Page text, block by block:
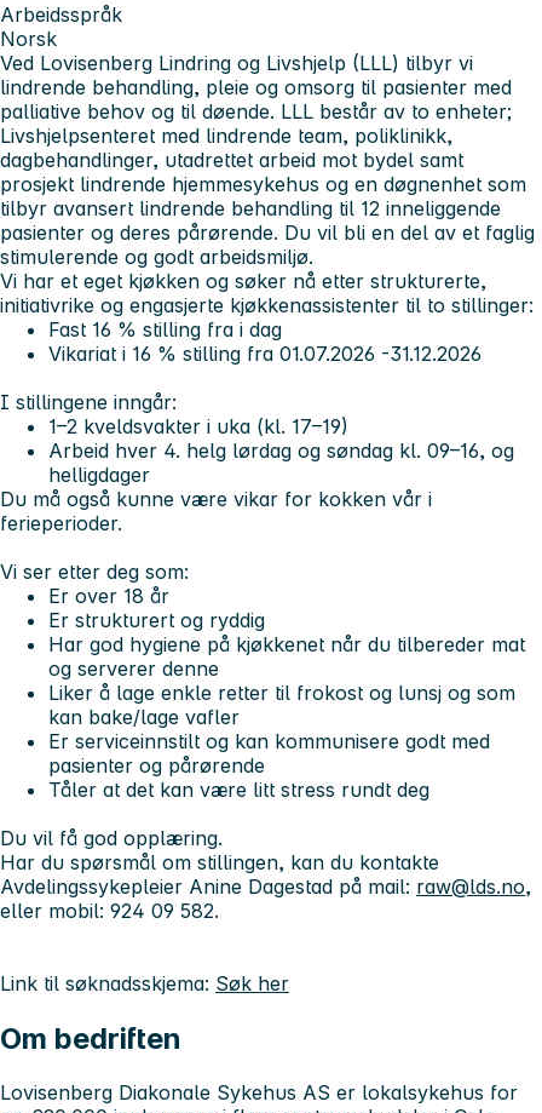
Arbeidsspråk
Norsk
Ved Lovisenberg Lindring og Livshjelp (LLL) tilbyr vi
lindrende behandling, pleie og omsorg til pasienter med
palliative behov og til døende. LLL består av to enheter;
Livshjelpsenteret med lindrende team, poliklinikk,
dagbehandlinger, utadrettet arbeid mot bydel samt
prosjekt lindrende hjemmesykehus og en døgnenhet som
tilbyr avansert lindrende behandling til 12 inneliggende
pasienter og deres pårørende. Du vil bli en del av et faglig
stimulerende og godt arbeidsmiljø.
Vi har et eget kjøkken og søker nå etter strukturerte,
initiativrike og engasjerte kjøkkenassistenter til to stillinger:
Fast 16 % stilling fra i dag
Vikariat i 16 % stilling fra 01.07.2026 -31.12.2026
I stillingene inngår:
1–2 kveldsvakter i uka (kl. 17–19)
Arbeid hver 4. helg lørdag og søndag kl. 09–16, og
helligdager
Du må også kunne være vikar for kokken vår i
ferieperioder.
Vi ser etter deg som:
Er over 18 år
Er strukturert og ryddig
Har god hygiene på kjøkkenet når du tilbereder mat
og serverer denne
Liker å lage enkle retter til frokost og lunsj og som
kan bake/lage vafler
Er serviceinnstilt og kan kommunisere godt med
pasienter og pårørende
Tåler at det kan være litt stress rundt deg
Du vil få god opplæring.
Har du spørsmål om stillingen, kan du kontakte
Avdelingssykepleier Anine Dagestad på mail: raw@lds.no,
eller mobil: 924 09 582.
Link til søknadsskjema: Søk her
Om bedriften
Lovisenberg Diakonale Sykehus AS er lokalsykehus for